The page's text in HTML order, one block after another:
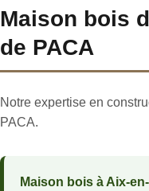
Maison bois
de PACA
Notre expertise en
PACA.
Maison bois à Aix-en-